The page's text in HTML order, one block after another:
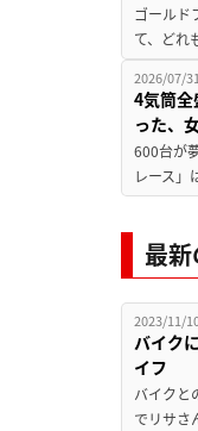
ゴールド
て、どれ
2026/07/31
4気筒
った、
600台が
レース」
最
2023/11/
バイク
イフ
バイクと
でリサさ